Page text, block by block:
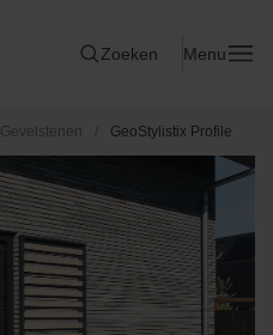
Zoeken Menu
Gevelstenen / GeoStylistix Profile